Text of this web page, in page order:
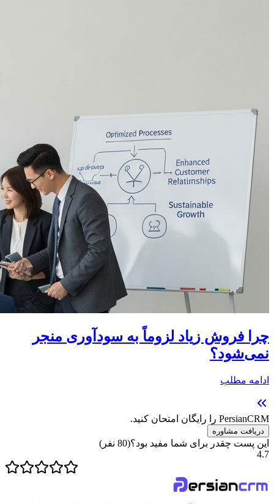
چرا فروش زیاد لزوماً به سودآوری منجر
نمی‌شود؟
ادامه مطلب
PersianCRM را رایگان امتحان کنید.
دریافت مشاوره
این پست چقدر برای شما مفید بود؟(
80 نفر)
4.7